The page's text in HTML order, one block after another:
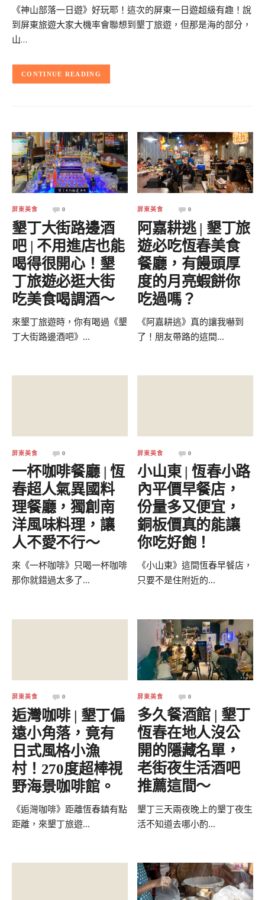
《神山部落一日遊》好玩耶！這次的屏東一日遊超級有趣！說
到屏東旅遊大家大機率會聯想到墾丁旅遊，但那是海的部分，
山…
CONTINUE READING
屏東美食 0
墾丁大街路邊酒
吧 | 不用進店也能
喝得很開心！墾
丁旅遊必逛大街
吃美食喝調酒～
來墾丁旅遊時，你有喝過《墾
丁大街路邊酒吧》...
屏東美食 0
阿嘉耕逃 | 墾丁旅
遊必吃恆春美食
餐廳，有饅頭厚
度的月亮蝦餅你
吃過嗎？
《阿嘉耕逃》真的讓我嚇到
了！朋友帶路的這間...
屏東美食 0
一杯咖啡餐廳 | 恆
春超人氣異國料
理餐廳，獨創南
洋風味料理，讓
人不愛不行～
來《一杯咖啡》只喝一杯咖啡
那你就錯過太多了...
屏東美食 0
小山東 | 恆春小路
內平價早餐店，
份量多又便宜，
銅板價真的能讓
你吃好飽！
《小山東》這間恆春早餐店，
只要不是住附近的...
屏東美食 0
逅灣咖啡 | 墾丁偏
遠小角落，竟有
日式風格小漁
村！270度超棒視
野海景咖啡館。
《逅灣咖啡》距離恆春鎮有點
距離，來墾丁旅遊...
屏東美食 0
多久餐酒館 | 墾丁
恆春在地人沒公
開的隱藏名單，
老街夜生活酒吧
推薦這間～
墾丁三天兩夜晚上的墾丁夜生
活不知道去哪小酌...